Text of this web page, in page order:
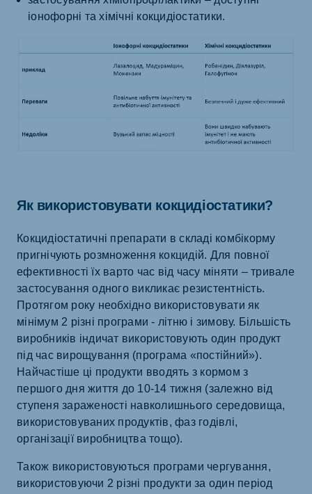
іонофорні та хімічні кокцидіостатики.
Як використовувати кокцидіостатики?
Кокцидіостатичні препарати в складі комбікорму
пригнічують розмноження кокцидій. Для повної
ефективності їх варто час від часу міняти – тривале
застосування одного викликає резистентність.
Протягом року необхідно використовувати як
мінімум 2 різні програми - літню і зимову. Більшість
виробників індичат використовують один продукт
під час вирощування (програма «постійний»).
Найчастіше ці продукти вводять з кормом з
першого дня життя до 10-14 тижня (залежно від
ступеня зараженості навколишнього середовища,
використовуваних продуктів, фаз годівлі,
організації виробництва тощо).
Також використовуються програми чергування,
використовуючи 2 різні продукти за один період